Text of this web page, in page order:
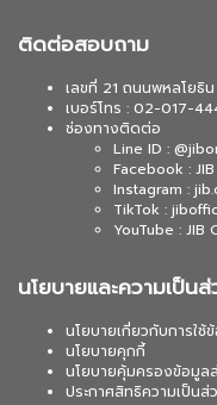
ติดต่อสอบถาม
เลขที่ 21 ถนนพหลโยธิ
เบอร์โทร : 02-017-
ช่องทางติดต่อ
Line ID :
Facebook :
Instagram :
TikTok :
YouTube : JIB
นโยบายและความเป็น
นโยบายเกี่ยวกับการใ
นโยบายคุกกี้
นโยบายคุ้มครองข้อมูล
ประกาศสิทธิความเป็น